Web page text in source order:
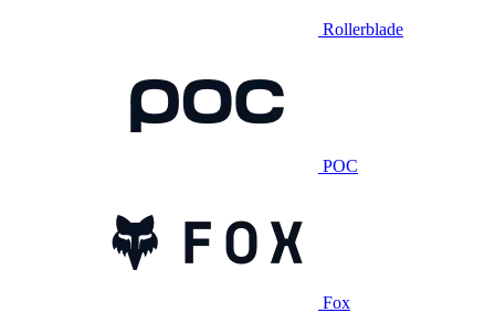
Rollerblade
POC
Fox